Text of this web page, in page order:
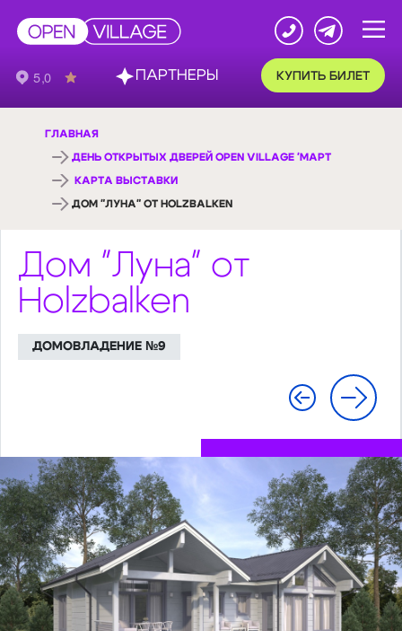
КУПИТЬ БИЛЕТ
ГЛАВНАЯ
ДЕНЬ ОТКРЫТЫХ ДВЕРЕЙ OPEN VILLAGE 'МАРТ
КАРТА ВЫСТАВКИ
ДОМ "ЛУНА" ОТ HOLZBALKEN
Дом "Луна" от
Holzbalken
ДОМОВЛАДЕНИЕ №9